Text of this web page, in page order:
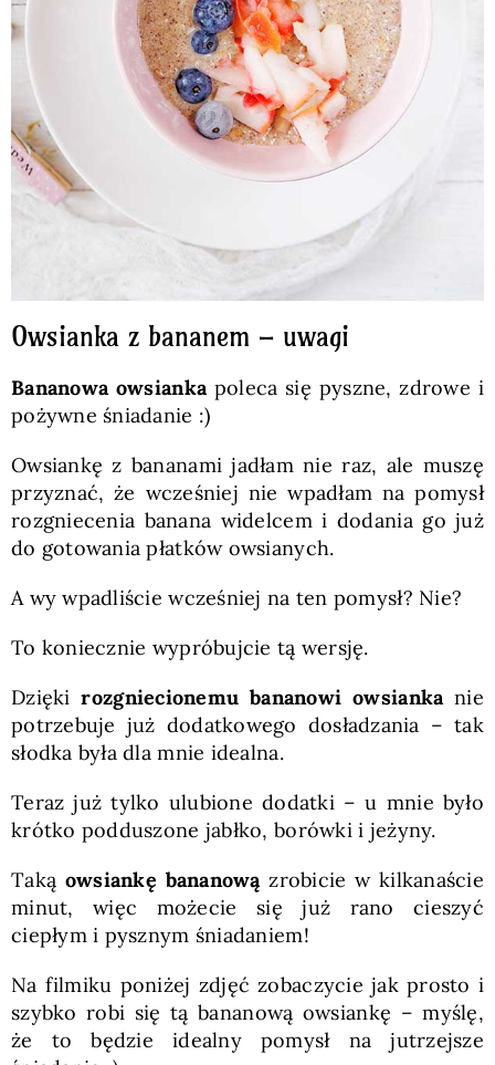
Owsianka z bananem – uwagi
Bananowa owsianka poleca się pyszne, zdrowe i
pożywne śniadanie :)
Owsiankę z bananami jadłam nie raz, ale muszę
przyznać, że wcześniej nie wpadłam na pomysł
rozgniecenia banana widelcem i dodania go już
do gotowania płatków owsianych.
A wy wpadliście wcześniej na ten pomysł? Nie?
To koniecznie wypróbujcie tą wersję.
Dziękirozgniecionemu bananowi owsianka nie
potrzebuje już dodatkowego dosładzania – tak
słodka była dla mnie idealna.
Teraz już tylko ulubione dodatki – u mnie było
krótko podduszone jabłko, borówki i jeżyny.
Taką owsiankę bananową zrobicie w kilkanaście
minut, więc możecie się już rano cieszyć
ciepłym i pysznym śniadaniem!
Na filmiku poniżej zdjęć zobaczycie jak prosto i
szybko robi się tą bananową owsiankę – myślę,
że to będzie idealny pomysł na jutrzejsze